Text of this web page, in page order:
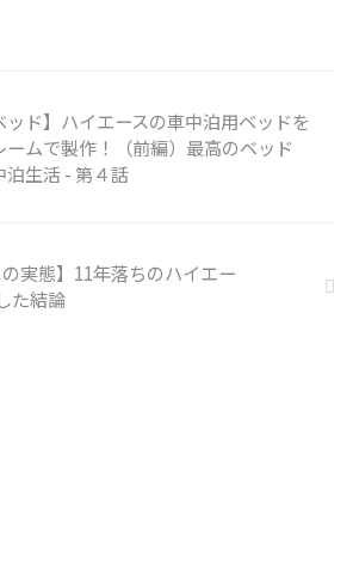
ッド】ハイエースの車中泊用ベッドを
ームで製作！（前編）最高のベッド
泊生活 - 第４話
の実態】11年落ちのハイエー
た結論